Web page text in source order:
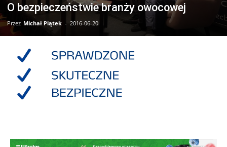
O bezpieczeństwie branży owocowej
Przez Michał Piątek - 2016-06-20